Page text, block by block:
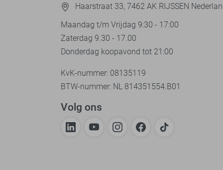
Haarstraat 33, 7462 AK RIJSSEN
Maandag t/m Vrijdag 9:30 - 17:00
Zaterdag 9.30 - 17.00
Donderdag koopavond tot 21:00
KvK-nummer: 08135119
BTW-nummer: NL 814351554.B01
Volg ons